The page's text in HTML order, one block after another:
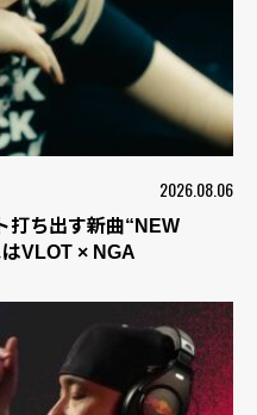
2026.08.06
打ち出す新曲“NEW
VLOT × NGA